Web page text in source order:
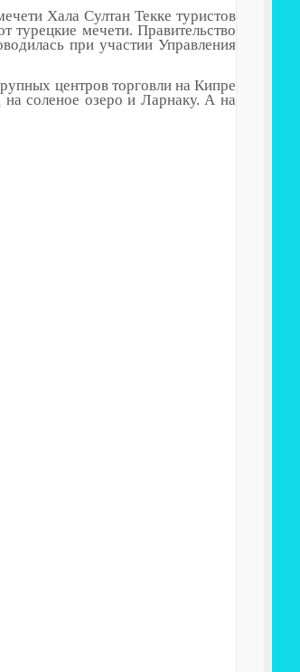
Хала Султан Текке туристов
турецкие мечети. Правительство
при участии Управления
центров торговли на Кипре
соленое озеро и Ларнаку. А на